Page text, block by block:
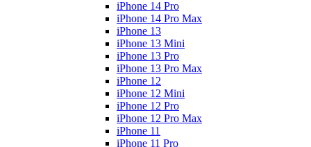
iPhone 14 Pro
iPhone 14 Pro Max
iPhone 13
iPhone 13 Mini
iPhone 13 Pro
iPhone 13 Pro Max
iPhone 12
iPhone 12 Mini
iPhone 12 Pro
iPhone 12 Pro Max
iPhone 11
iPhone 11 Pro